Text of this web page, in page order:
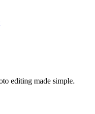
editing made simple.